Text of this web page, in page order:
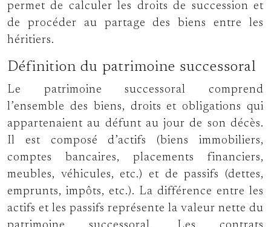
permet de calculer les droits de succession et
de procéder au partage des biens entre les
héritiers.
Définition du patrimoine successoral
Le patrimoine successoral comprend
l’ensemble des biens, droits et obligations qui
appartenaient au défunt au jour de son décès.
Il est composé d’actifs (biens immobiliers,
comptes bancaires, placements financiers,
meubles, véhicules, etc.) et de passifs (dettes,
emprunts, impôts, etc.). La différence entre les
actifs et les passifs représente la valeur nette du